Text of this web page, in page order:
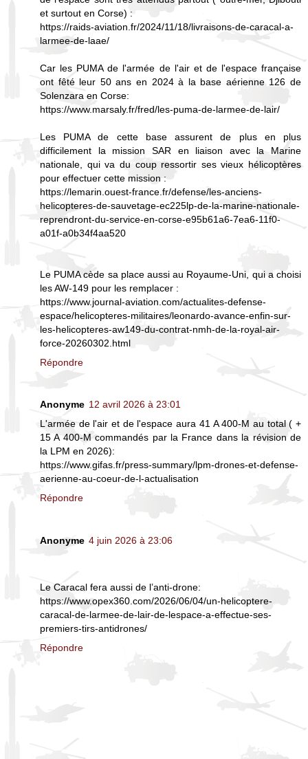
et surtout en Corse) :
https://raids-aviation.fr/2024/11/18/livraisons-de-caracal-a-
larmee-de-laae/
Car les PUMA de l'armée de l'air et de l'espace française
ont fêté leur 50 ans en 2024 à la base aérienne 126 de
Solenzara en Corse:
https://www.marsaly.fr/fred/les-puma-de-larmee-de-lair/
Les PUMA de cette base assurent de plus en plus
difficilement la mission SAR en liaison avec la Marine
nationale, qui va du coup ressortir ses vieux hélicoptères
pour effectuer cette mission :
https://lemarin.ouest-france.fr/defense/les-anciens-
helicopteres-de-sauvetage-ec225lp-de-la-marine-nationale-
reprendront-du-service-en-corse-e95b61a6-7ea6-11f0-
a01f-a0b34f4aa520
Le PUMA cède sa place aussi au Royaume-Uni, qui a choisi
les AW-149 pour les remplacer :
https://www.journal-aviation.com/actualites-defense-
espace/helicopteres-militaires/leonardo-avance-enfin-sur-
les-helicopteres-aw149-du-contrat-nmh-de-la-royal-air-
force-20260302.html
Répondre
Anonyme 12 avril 2026 à 23:01
L'armée de l'air et de l'espace aura 41 A 400-M au total ( +
15 A 400-M commandés par la France dans la révision de
la LPM en 2026):
https://www.gifas.fr/press-summary/lpm-drones-et-defense-
aerienne-au-coeur-de-l-actualisation
Répondre
Anonyme 4 juin 2026 à 23:06
Le Caracal fera aussi de l’anti-drone:
https://www.opex360.com/2026/06/04/un-helicoptere-
caracal-de-larmee-de-lair-de-lespace-a-effectue-ses-
premiers-tirs-antidrones/
Répondre